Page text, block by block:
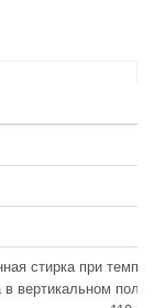
стирка при
вертикальном